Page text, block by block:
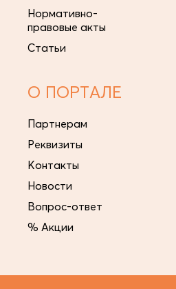
Нормативно-
правовые акты
Статьи
О ПОРТАЛЕ
Партнерам
Реквизиты
Контакты
Новости
Вопрос-ответ
% Акции